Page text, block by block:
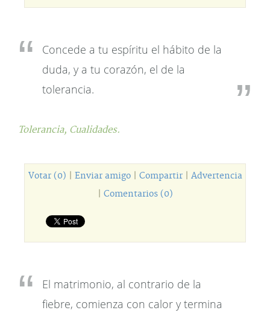
Concede a tu espíritu el hábito de la
duda, y a tu corazón, el de la
tolerancia.
Tolerancia, Cualidades.
Votar (0) Enviar amigo| Compartir| Advertencia
Comentarios (0)
El matrimonio, al contrario de la
fiebre, comienza con calor y termina